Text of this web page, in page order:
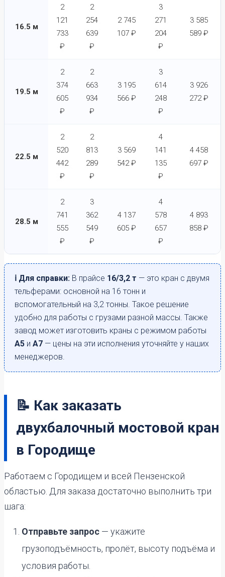
16.5 м
2
121
733
₽
2
254
639
₽
2 745
107 ₽
3
271
204
₽
3 585
589 ₽
19.5 м
2
374
605
₽
2
663
934
₽
3 195
566 ₽
3
614
248
₽
3 926
272 ₽
22.5 м
2
520
442
₽
2
813
289
₽
3 569
542 ₽
4
141
135
₽
4 458
697 ₽
28.5 м
2
741
555
₽
3
362
549
₽
4 137
605 ₽
4
578
657
₽
4 893
858 ₽
ℹ️ Для справки: В прайсе 16/3,2 т — это кран с двумя
тельферами: основной на 16 тонн и
вспомогательный на 3,2 тонны. Такое решение
удобно для работы с грузами разной массы. Также
завод может изготовить краны с режимом работы
А5 и А7 — цены на эти исполнения уточняйте у наших
менеджеров.
📝 Как заказать
двухбалочный мостовой кран
в Городище
Работаем с Городищем и всей Пензенской
областью. Для заказа достаточно выполнить три
шага:
Отправьте запрос — укажите
грузоподъёмность, пролёт, высоту подъёма и
условия работы.